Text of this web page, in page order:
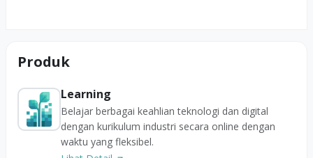
Produk
Learning
Belajar berbagai keahlian teknologi dan digital
dengan kurikulum industri secara online dengan
waktu yang fleksibel.